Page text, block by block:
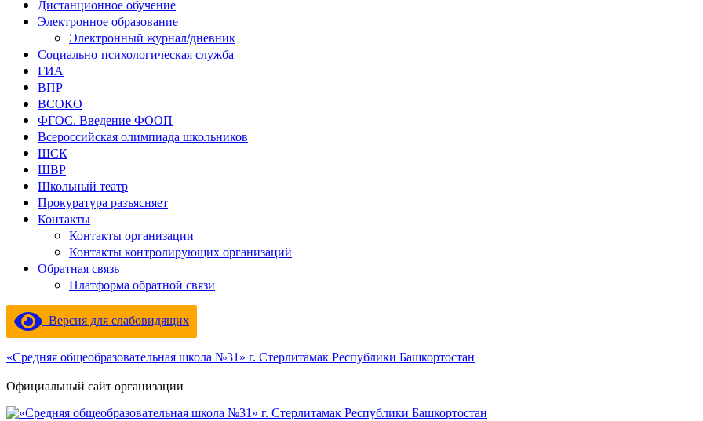
Дистанционное обучение
Электронное образование
Электронный журнал/дневник
Социально-психологическая служба
ГИА
ВПР
ВСОКО
ФГОС. Введение ФООП
Всероссийская олимпиада школьников
ШСК
ШВР
Школьный театр
Прокуратура разъясняет
Контакты
Контакты организации
Контакты контролирующих организаций
Обратная связь
Платформа обратной связи
Версия для слабовидящих
«Средняя общеобразовательная школа №31» г. Стерлитамак Республики Башкортостан
Официальный сайт организации